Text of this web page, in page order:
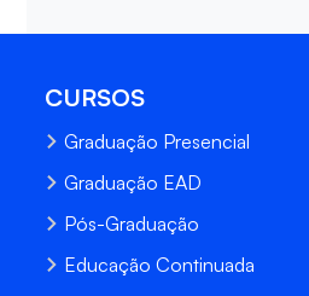
CURSOS
Graduação Presencial
Graduação EAD
Pós-Graduação
Educação Continuada